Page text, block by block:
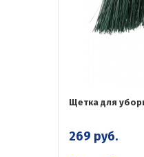
Щетка для
269 руб.